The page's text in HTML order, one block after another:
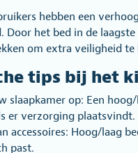
hebben een
Door het bed in de
om extra veiligheid
tips bij het
slaapkamer op: Een
er verzorging plaatsvindt.
accessoires: Hoog/laag
past.